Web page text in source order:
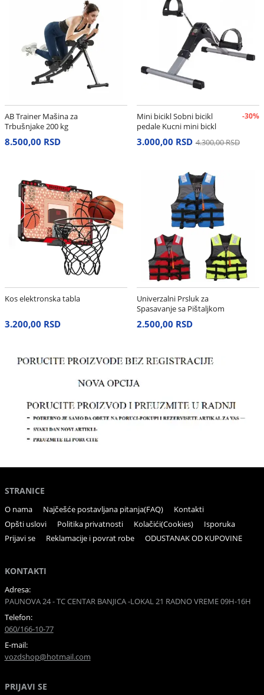
AB Trainer Mašina za
Trbušnjake 200 kg
8.500,00 RSD
Mini bicikl Sobni bicikl
pedale Kucni mini bickl
-30%
3.000,00 RSD 4.300,00 RSD
Kos elektronska tabla
3.200,00 RSD
Univerzalni Prsluk za
Spasavanje sa Pištaljkom
– Neon Žuti
2.500,00 RSD
STRANICE
O nama Najčešće postavljana pitanja(FAQ)
Kontakti
Opšti uslovi
Politika privatnosti Kolačići(Cookies)
Isporuka
Prijavi se
Reklamacije i povrat robe ODUSTANAK OD KUPOVINE
KONTAKTI
Adresa:
PAUNOVA 24 - TC CENTAR BANJICA -LOKAL 21 RADNO VREME 09H-16H
Telefon:
060/166-10-77
E-mail:
vozdshop@hotmail.com
PRIJAVI SE